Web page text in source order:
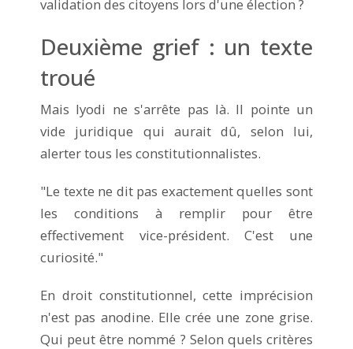
validation des citoyens lors d'une élection ?
Deuxième grief : un texte
troué
Mais Iyodi ne s'arrête pas là. Il pointe un
vide juridique qui aurait dû, selon lui,
alerter tous les constitutionnalistes.
"Le texte ne dit pas exactement quelles sont
les conditions à remplir pour être
effectivement vice-président. C'est une
curiosité."
En droit constitutionnel, cette imprécision
n'est pas anodine. Elle crée une zone grise.
Qui peut être nommé ? Selon quels critères